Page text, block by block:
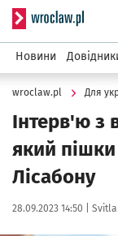
Новини
wroclaw.pl Для
Інтерв'ю з
який
Лісабону
Data publikacji:
28.09.2023 14:50 | Autor: